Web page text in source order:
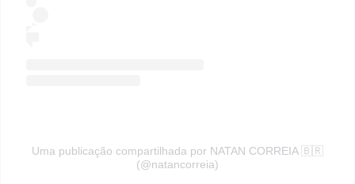
Uma publicação compartilhada por NATAN CORREIA 🇧🇷
(@natancorreia)